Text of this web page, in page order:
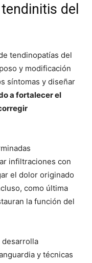
del
tendinopatías del
y modificación
síntomas y diseñar
a fortalecer el
infiltraciones con
el dolor originado
como última
la función del
desarrolla
y técnicas